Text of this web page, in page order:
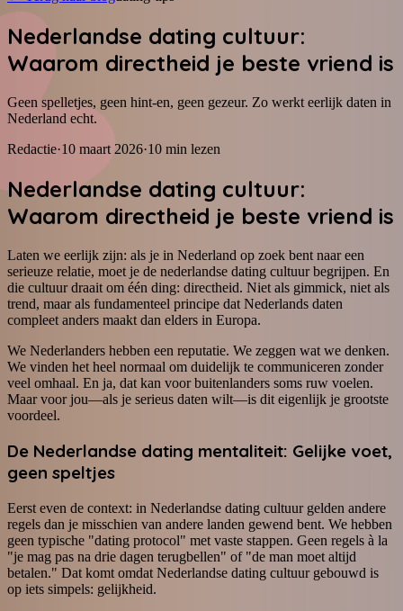
Nederlandse dating cultuur:
Waarom directheid je beste vriend is
Geen spelletjes, geen hint-en, geen gezeur. Zo werkt eerlijk daten in
Nederland echt.
Redactie·10 maart 2026·10 min lezen
Nederlandse dating cultuur:
Waarom directheid je beste vriend is
Laten we eerlijk zijn: als je in Nederland op zoek bent naar een
serieuze relatie, moet je de nederlandse dating cultuur begrijpen. En
die cultuur draait om één ding: directheid. Niet als gimmick, niet als
trend, maar als fundamenteel principe dat Nederlands daten
compleet anders maakt dan elders in Europa.
We Nederlanders hebben een reputatie. We zeggen wat we denken.
We vinden het heel normaal om duidelijk te communiceren zonder
veel omhaal. En ja, dat kan voor buitenlanders soms ruw voelen.
Maar voor jou—als je serieus daten wilt—is dit eigenlijk je grootste
voordeel.
De Nederlandse dating mentaliteit: Gelijke voet,
geen speltjes
Eerst even de context: in Nederlandse dating cultuur gelden andere
regels dan je misschien van andere landen gewend bent. We hebben
geen typische "dating protocol" met vaste stappen. Geen regels à la
"je mag pas na drie dagen terugbellen" of "de man moet altijd
betalen." Dat komt omdat Nederlandse dating cultuur gebouwd is
op iets simpels: gelijkheid.